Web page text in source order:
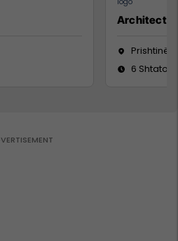
Architect
Prishtinë
6 Shtator